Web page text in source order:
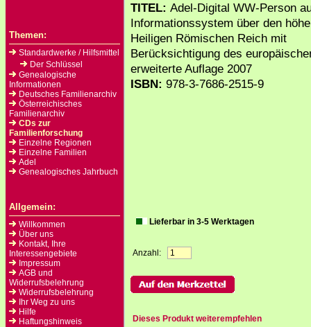
Themen:
Standardwerke / Hilfsmittel
Der Schlüssel
Genealogische
Informationen
Deutsches Familienarchiv
Österreichisches
Familienarchiv
CDs zur
Familienforschung
Einzelne Regionen
Einzelne Familien
Adel
Genealogisches Jahrbuch
Allgemein:
Willkommen
Über uns
Kontakt, Ihre
Interessengebiete
Impressum
AGB und
Widerrufsbelehrung
Widerrufsbelehrung
Ihr Weg zu uns
Hilfe
Haftungshinweis
TITEL: Adel-Digital WW-Person
Informationssystem über den
Heiligen Römischen Reich mit
Berücksichtigung des
erweiterte Auflage 2007
ISBN: 978-3-7686-2515-9
Lieferbar in 3-5 Werktagen
Anzahl:
Dieses Produkt weiterempfehlen